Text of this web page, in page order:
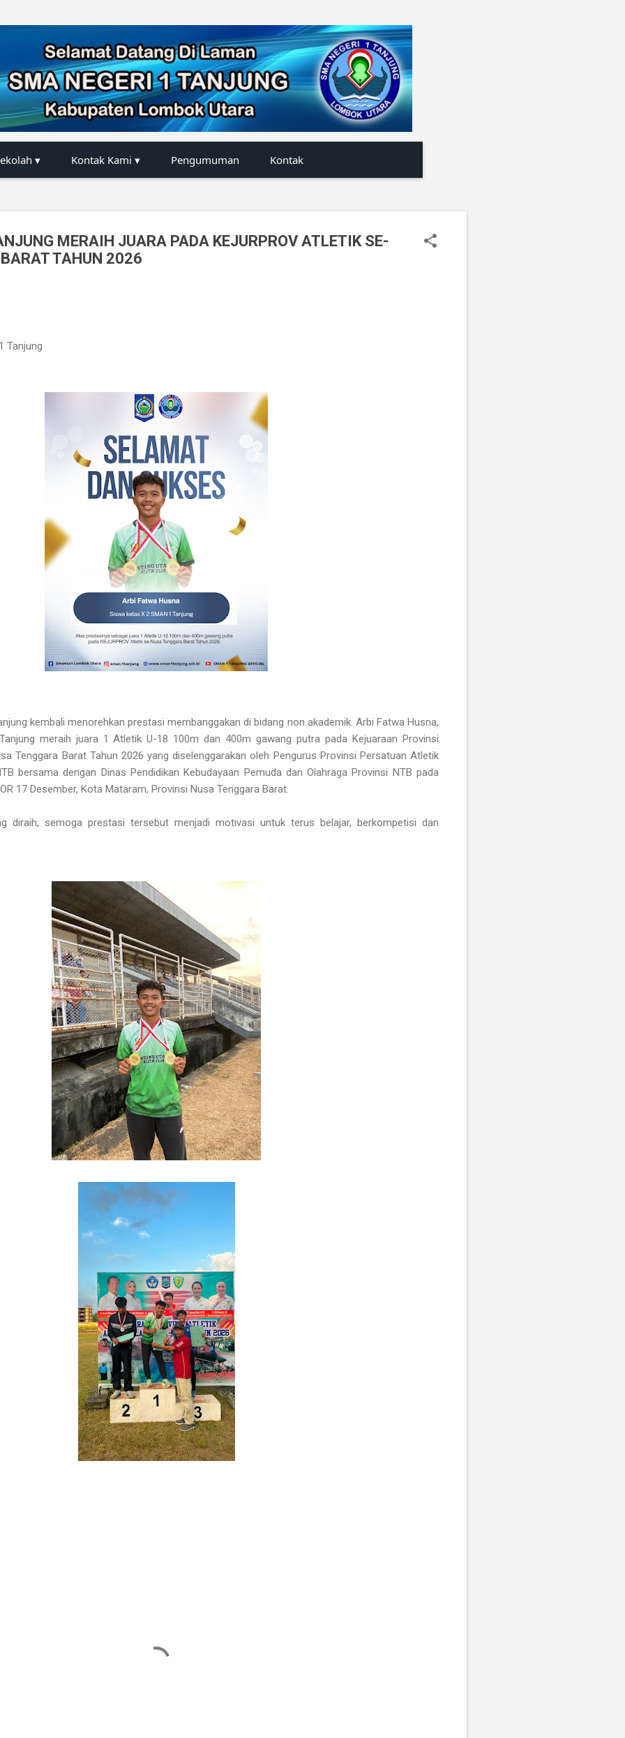
▾ Kontak Kami ▾ Pengumuman Kontak
MERAIH JUARA PADA KEJURPROV ATLETIK SE-
TAHUN 2026
Tanjung
kembali menorehkan prestasi membanggakan di bidang non akademik. Arbi Fatwa Husna,
meraih juara 1 Atletik U-18 100m dan 400m gawang putra pada Kejuaraan Provinsi
Tenggara Barat Tahun 2026 yang diselenggarakan oleh Pengurus Provinsi Persatuan Atletik
bersama dengan Dinas Pendidikan Kebudayaan Pemuda dan Olahraga Provinsi NTB pada
17 Desember, Kota Mataram, Provinsi Nusa Tenggara Barat.
diraih, semoga prestasi tersebut menjadi motivasi untuk terus belajar, berkompetisi dan